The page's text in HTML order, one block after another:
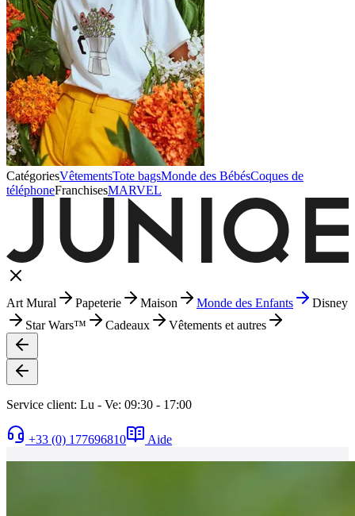
CatégoriesVêtementsTote bagsMonde des BébésCoques de
téléphoneFranchisesMARVEL
Art Mural Papeterie Maison Monde des Enfants
Disney
Star Wars™
Cadeaux Vêtements et autres
Service client: Lu - Ve: 09:30 - 17:00
+33 (0) 177696810 Aide